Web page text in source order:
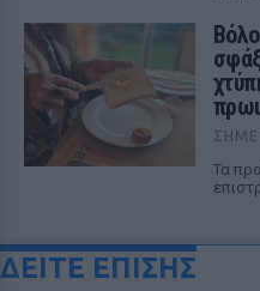
Τα
ΔΕΙΤΕ ΕΠΙΣΗΣ